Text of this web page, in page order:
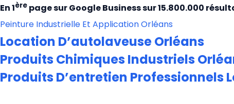
En 1ère page sur Google Business sur 15.800.000
Peinture Industrielle Et Application Orléans
Location D’autolaveuse Orléans
Produits Chimiques Industriels
Produits D’entretien Professionnels